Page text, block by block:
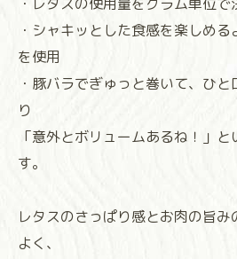
・シャキッとした食感を楽しめ
を使用
・豚バラでぎゅっと巻いて、ひ
り
「意外とボリュームあるね！」
す。
レタスのさっぱり感とお肉の旨
よく、